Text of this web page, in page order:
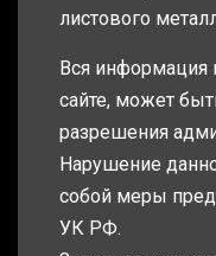
листового
Вся информация
сайте, может
разрешения
Нарушение
собой меры
УК РФ.